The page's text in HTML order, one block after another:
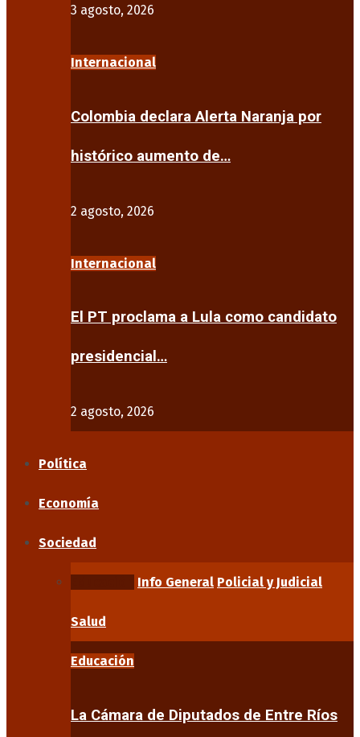
3 agosto, 2026
Internacional
Colombia declara Alerta Naranja por
histórico aumento de…
2 agosto, 2026
Internacional
El PT proclama a Lula como candidato
presidencial…
2 agosto, 2026
Política
Economía
Sociedad
Info General Policial y Judicial
Salud
Educación
La Cámara de Diputados de Entre Ríos